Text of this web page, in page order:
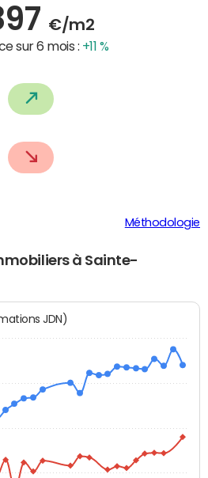
€/m2
sur 6 mois : +11 %
Méthodologie
à Sainte-
estimations JDN)